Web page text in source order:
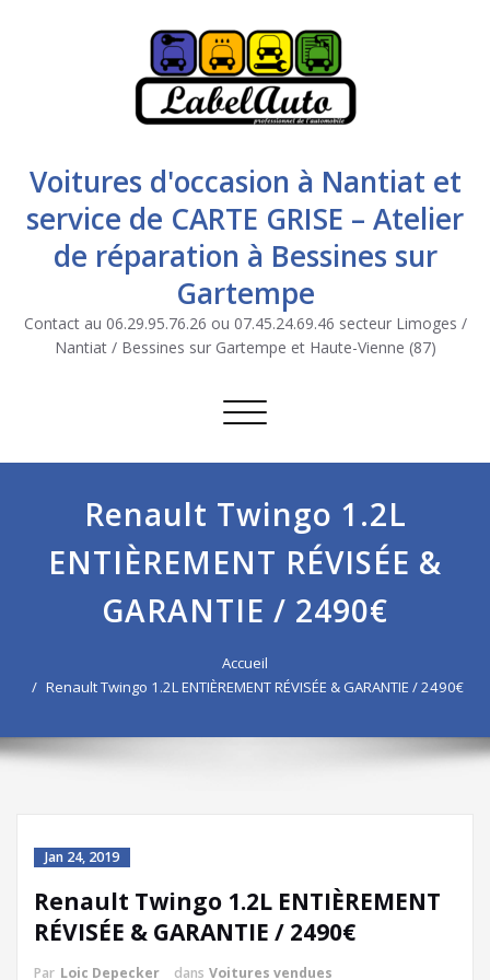
Voitures d'occasion à Nantiat et
service de CARTE GRISE – Atelier
de réparation à Bessines sur
Gartempe
Contact au 06.29.95.76.26 ou 07.45.24.69.46 secteur Limoges /
Nantiat / Bessines sur Gartempe et Haute-Vienne (87)
Afficher/masquer la navigation
Renault Twingo 1.2L
ENTIÈREMENT RÉVISÉE &
GARANTIE / 2490€
Accueil
Renault Twingo 1.2L ENTIÈREMENT RÉVISÉE & GARANTIE / 2490€
Jan 24, 2019
Renault Twingo 1.2L ENTIÈREMENT
RÉVISÉE & GARANTIE / 2490€
Par Loic Depecker dans Voitures vendues